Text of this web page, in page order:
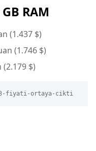
RAM
(1.437 $)
(1.746 $)
$)
fiyati-ortaya-cikti